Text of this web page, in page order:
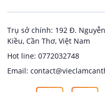
Thủy Sản
Quản lý chất lượng (QA/
Việc làm tại Long Phú 1
Việc làm tại Đại Thành
Trụ sở chính: 192 Đ.
Kiều, Cần Thơ, Việt Nam
Hot line: 0772032748
Email:
Copyright @ 2024
Việc làm